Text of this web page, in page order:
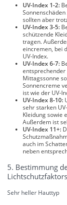
UV-Index 1-2:
sollten aber
UV-Index 3-5:
schützende
tragen.
eincremen, bei
UV-Index.
UV-Index 6-7:
entsprechender
Mittagssonne
Sonnencreme
ist wie der UV-
UV-Index 8-10:
sehr starken
Kleidung sowie
Außerdem ist
UV-Index 11+:
auch im
neben
5. Bestimmung
Lichtschutzfaktors
Sehr heller Hauttyp